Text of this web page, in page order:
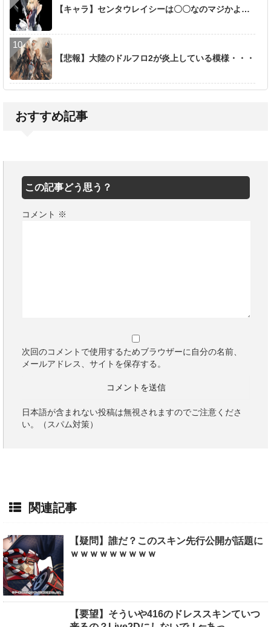
【キャラ】センタウレイシーは〇〇なのマジかよ…
【悲報】大陸のドルフロ2が炎上している模様・・・
おすすめ記事
この記事どう思う？
コメント ※
次回のコメントで使用するためブラウザーに自分の名前、
メールアドレス、サイトを保存する。
日本語が含まれない投稿は無視されますのでご注意くださ
い。（スパム対策）
関連記事
【疑問】誰だ？このスキン先行公開が話題に
ｗｗｗｗｗｗｗｗｗ
【要望】そういや416のドレススキンていつ